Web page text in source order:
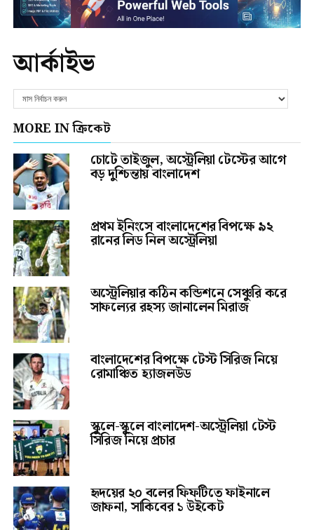
আর্কাইভ
MORE IN ক্রিকেট
চোটে তাইজুল, অস্ট্রেলিয়া টেস্টের আগে
বড় দুশ্চিন্তায় বাংলাদেশ
প্রথম ইনিংসে বাংলাদেশের বিপক্ষে ৯২
রানের লিড নিল অস্ট্রেলিয়া
অস্ট্রেলিয়ার কঠিন কন্ডিশনে সেঞ্চুরি করে
সাফল্যের রহস্য জানালেন মিরাজ
বাংলাদেশের বিপক্ষে টেস্ট সিরিজ নিয়ে
রোমাঞ্চিত হ্যাজলউড
স্কুলে-স্কুলে বাংলাদেশ-অস্ট্রেলিয়া টেস্ট
সিরিজ নিয়ে প্রচার
হৃদয়ের ২০ বলের ফিফটিতে ফাইনালে
জাফনা, সাকিবের ১ উইকেট